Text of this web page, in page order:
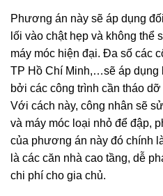
Phương án này sẽ áp dụng
lối vào chật hẹp và không thể
máy móc hiện đại. Đa số các
TP Hồ Chí Minh,…sẽ áp dụng
bởi các công trình cần tháo
Với cách này, công nhân sẽ
và máy móc loại nhỏ để đập,
của phương án này đó chính
là các căn nhà cao tầng, dễ
chi phí cho gia chủ.